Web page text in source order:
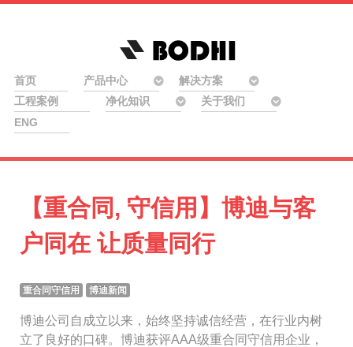
首页 产品中心
解决方案
工程案例
净化知识
关于我们
ENG
【重合同, 守信用】博迪与客
户同在 让质量同行
重合同守信用 博迪新闻
博迪公司自成立以来，始终坚持诚信经营，在行业内树
立了良好的口碑。博迪获评AAA级重合同守信用企业，